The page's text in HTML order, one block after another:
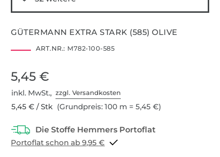
GÜTERMANN EXTRA STARK (585) OLIVE
ART.NR.: M782-100-585
5,45 €
inkl. MwSt.,zzgl. Versandkosten
5,45 € / Stk (Grundpreis: 100 m = 5,45 €)
Portoflat schon ab 9,95 €